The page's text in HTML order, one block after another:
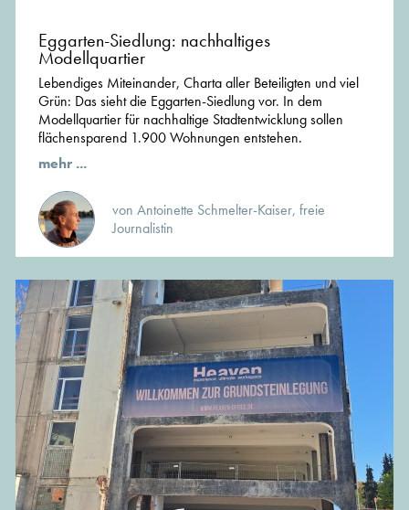
Eggarten-Siedlung: nachhaltiges
Modellquartier
Lebendiges Miteinander, Charta aller Beteiligten und viel
Grün: Das sieht die Eggarten-Siedlung vor. In dem
Modellquartier für nachhaltige Stadtentwicklung sollen
flächensparend 1.900 Wohnungen entstehen.
mehr ...
von Antoinette Schmelter-Kaiser, freie
Journalistin